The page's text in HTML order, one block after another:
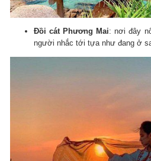
Đồi cát Phương Mai: nơi đây
người nhắc tới tựa như đang ở